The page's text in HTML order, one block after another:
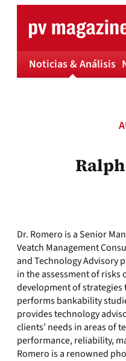
content
Noticias & Análisis
Dr. Romero is a Senior
Veatch Management
and Technology Advisory
in the assessment of
development of strategies
performs bankability
provides technology
clients’ needs in areas of
performance, reliability,
Romero is a renowned